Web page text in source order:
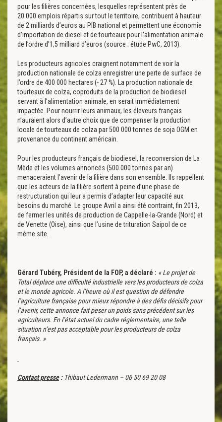
pour les filières concernées, lesquelles représentent près de
20.000 emplois répartis sur tout le territoire, contribuent à hauteur
de 2 milliards d’euros au PIB national et permettent une économie
d’importation de diesel et de tourteaux pour l’alimentation animale
de l’ordre d’1,5 milliard d’euros (source : étude PwC, 2013).
Les producteurs agricoles craignent notamment de voir la
production nationale de colza enregistrer une perte de surface de
l’ordre de 400 000 hectares (- 27 %). La production nationale de
tourteaux de colza, coproduits de la production de biodiesel
servant à l’alimentation animale, en serait immédiatement
impactée. Pour nourrir leurs animaux, les éleveurs français
n’auraient alors d’autre choix que de compenser la production
locale de tourteaux de colza par 500 000 tonnes de soja OGM en
provenance du continent américain.
Pour les producteurs français de biodiesel, la reconversion de La
Mède et les volumes annoncés (500 000 tonnes par an)
menaceraient l’avenir de la filière dans son ensemble. Ils rappellent
que les acteurs de la filière sortent à peine d’une phase de
restructuration qui leur a permis d’adapter leur capacité aux
besoins du marché. Le groupe Avril a ainsi été contraint, fin 2013,
de fermer les unités de production de Cappelle-la-Grande (Nord) et
de Venette (Oise), ainsi que l’usine de trituration Saipol de ce
même site.
Gérard Tubéry, Président de la FOP, a déclaré : « Le projet de
Total déplace une difficulté industrielle vers les producteurs de colza
et le monde agricole. A l’heure où il est question de défendre
l’agriculture française pour mieux répondre à des défis décisifs pour
l’avenir, cette annonce fait peser un poids sans précédent sur les
agriculteurs. En l’état actuel du cadre réglementaire, une telle
situation n’est pas acceptable pour les producteurs de colza
français. »
Contact presse: Thibaut Ledermann – 06 50 69 20 08